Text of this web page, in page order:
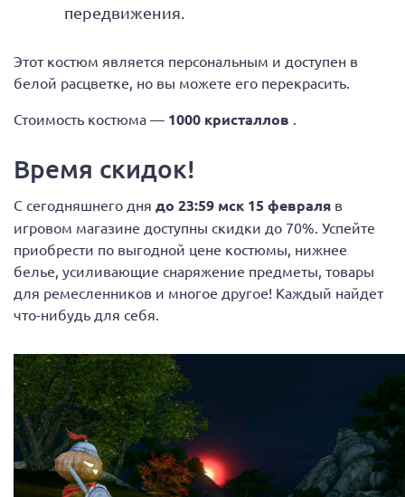
передвижения.
Этот костюм является персональным и доступен в
белой расцветке, но вы можете его перекрасить.
Стоимость костюма — 1000 кристаллов
Время скидок!
С сегодняшнего дня до 23:59 мск 15 февраля в
игровом магазине доступны скидки до 70%. Успейте
приобрести по выгодной цене костюмы, нижнее
белье, усиливающие снаряжение предметы, товары
для ремесленников и многое другое! Каждый найдет
что-нибудь для себя.